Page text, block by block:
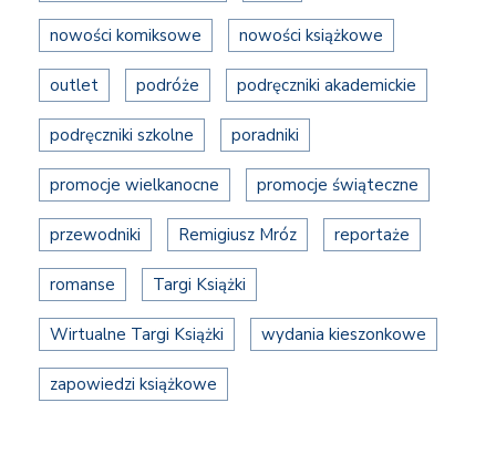
nowości komiksowe nowości książkowe
outlet podróże podręczniki akademickie
podręczniki szkolne poradniki
promocje wielkanocne promocje świąteczne
przewodniki Remigiusz Mróz reportaże
romanse Targi Książki
Wirtualne Targi Książki wydania kieszonkowe
zapowiedzi książkowe